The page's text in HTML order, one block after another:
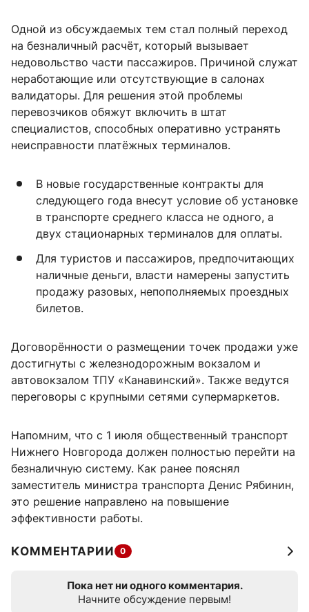
Одной из обсуждаемых тем стал полный переход
на безналичный расчёт, который вызывает
недовольство части пассажиров. Причиной служат
неработающие или отсутствующие в салонах
валидаторы. Для решения этой проблемы
перевозчиков обяжут включить в штат
специалистов, способных оперативно устранять
неисправности платёжных терминалов.
В новые государственные контракты для
следующего года внесут условие об установке
в транспорте среднего класса не одного, а
двух стационарных терминалов для оплаты.
Для туристов и пассажиров, предпочитающих
наличные деньги, власти намерены запустить
продажу разовых, непополняемых проездных
билетов.
Договорённости о размещении точек продажи уже
достигнуты с железнодорожным вокзалом и
автовокзалом ТПУ «Канавинский». Также ведутся
переговоры с крупными сетями супермаркетов.
Напомним, что с 1 июля общественный транспорт
Нижнего Новгорода должен полностью перейти на
безналичную систему. Как ранее пояснял
заместитель министра транспорта Денис Рябинин,
это решение направлено на повышение
эффективности работы.
КОММЕНТАРИИ 0
Пока нет ни одного комментария.
Начните обсуждение первым!